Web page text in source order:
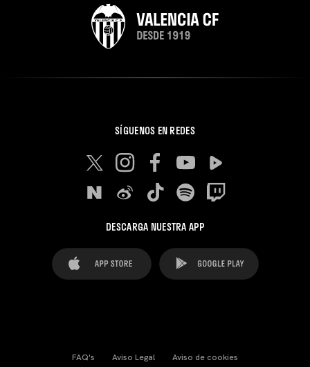
SÍGUENOS EN REDES
DESCARGA NUESTRA APP
FAQ's Aviso Legal Aviso de cookies